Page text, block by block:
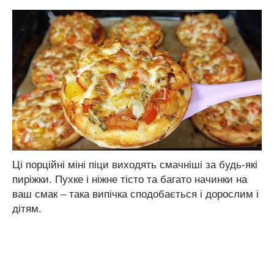
Ці порційні міні піци виходять смачніші за будь-які
пиріжки. Пухке і ніжне тісто та багато начинки на
ваш смак – така випічка сподобається і дорослим і
дітям.